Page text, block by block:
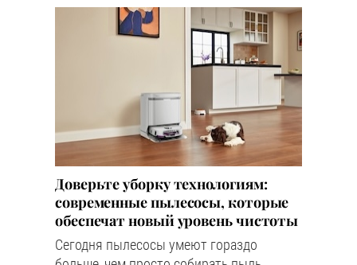
Доверьте уборку технологиям:
современные пылесосы, которые
обеспечат новый уровень чистоты
Сегодня пылесосы умеют гораздо